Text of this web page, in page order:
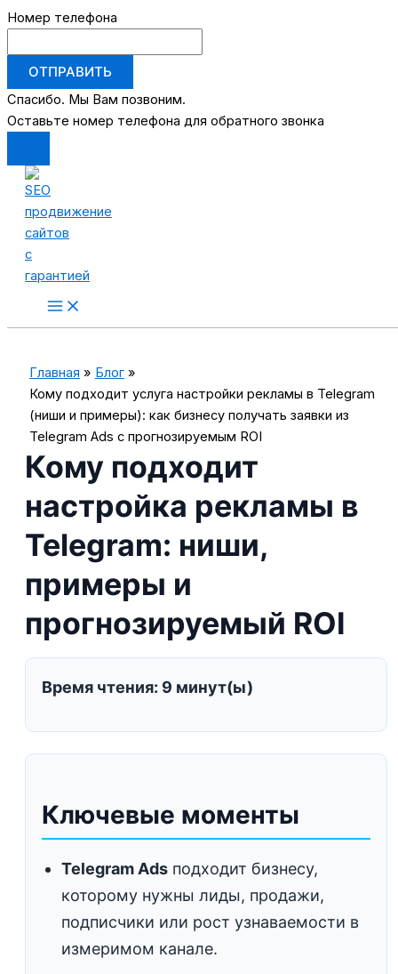
Номер телефона
ОТПРАВИТЬ
Спасибо. Мы Вам позвоним.
Оставьте номер телефона для обратного звонка
Перейти
содержимому
Main
Menu
Главная
Блог
Кому подходит услуга настройки рекламы в Telegram
(ниши и примеры): как бизнесу получать заявки из
Telegram Ads с прогнозируемым ROI
Кому подходит
настройка рекламы в
Telegram: ниши,
примеры и
прогнозируемый ROI
Время чтения: 9 минут(ы)
Ключевые моменты
Telegram Ads подходит бизнесу,
которому нужны лиды, продажи,
подписчики или рост узнаваемости в
измеримом канале.